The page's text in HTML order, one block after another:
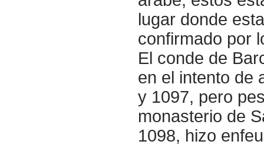
lugar donde
confirmado por
El conde de
en el intento de
y 1097, pero
monasterio de
1098, hizo